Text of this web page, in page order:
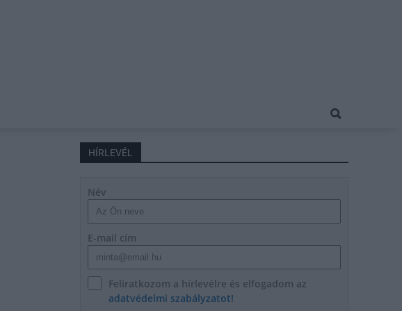
HÍRLEVÉL
Név
E-mail cím
Feliratkozom a hírlevélre és elfogadom az
adatvédelmi szabályzatot!